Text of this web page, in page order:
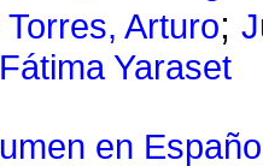
Arturo;
Yaraset
en